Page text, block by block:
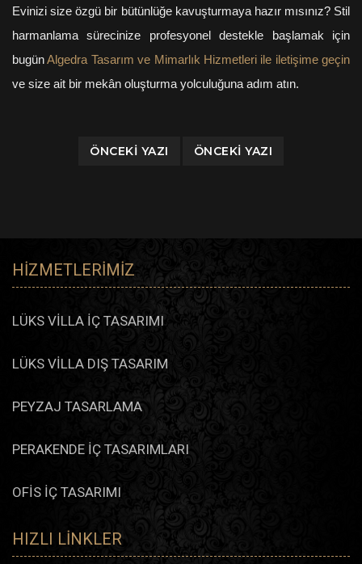
Evinizi size özgü bir bütünlüğe kavuşturmaya hazır mısınız? Stil
harmanlama sürecinize profesyonel destekle başlamak için
bugünAlgedra Tasarım ve Mimarlık Hizmetleri ile iletişime geçin
ve size ait bir mekân oluşturma yolculuğuna adım atın.
ÖNCEKI YAZI ÖNCEKI YAZI
HIZMETLERIMIZ
LÜKS VİLLA İÇ TASARIMI
LÜKS VİLLA DIŞ TASARIM
PEYZAJ TASARLAMA
PERAKENDE İÇ TASARIMLARI
OFİS İÇ TASARIMI
HIZLI LINKLER